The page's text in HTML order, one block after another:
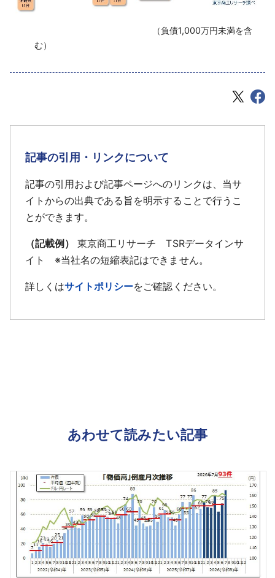
‌ （負債1,000万円未満を含
む）
記事の引用・リンクについて
記事の引用および記事ページへのリンクは、当サ
イトからの出典である旨を明示することで行うこ
とができます。
（記載例）
東京商工リサーチ TSRデータインサ
イト ※当社名の短縮表記はできません。
詳しくはサイトポリシーをご確認ください。
あわせて読みたい記事